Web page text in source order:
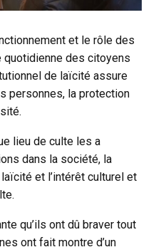
et le rôle des
quotidienne des citoyens
de laïcité assure
personnes, la protection
lieu de culte les a
dans la société, la
et l’intérêt culturel et
qu’ils ont dû braver tout
ont fait montre d’un